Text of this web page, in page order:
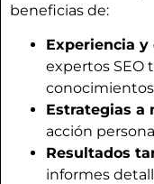
beneficias de:
Experiencia
expertos SEO
conocimientos
Estrategias a
acción
Resultados
informes